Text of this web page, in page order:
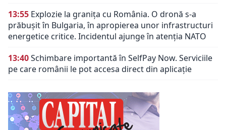
13:55 Explozie la granița cu România. O dronă s-a
prăbușit în Bulgaria, în apropierea unor infrastructuri
energetice critice. Incidentul ajunge în atenția NATO
13:40Schimbare importantă în SelfPay Now. Serviciile
pe care românii le pot accesa direct din aplicație